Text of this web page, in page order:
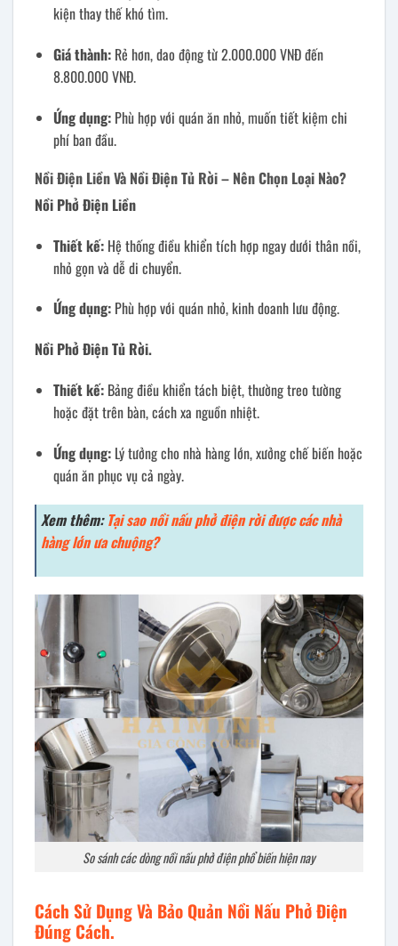
kiện thay thế khó tìm.
Giá thành:Rẻ hơn, dao động từ 2.000.000 VNĐ đến
8.800.000 VNĐ.
Ứng dụng:Phù hợp với quán ăn nhỏ, muốn tiết kiệm chi
phí ban đầu.
Nồi Điện Liền Và Nồi Điện Tủ Rời – Nên Chọn Loại Nào?
Nồi Phở Điện Liền
Thiết kế:Hệ thống điều khiển tích hợp ngay dưới thân nồi,
nhỏ gọn và dễ di chuyển.
Ứng dụng:Phù hợp với quán nhỏ, kinh doanh lưu động.
Nồi Phở Điện Tủ Rời.
Thiết kế:Bảng điều khiển tách biệt, thường treo tường
hoặc đặt trên bàn, cách xa nguồn nhiệt.
Ứng dụng:Lý tưởng cho nhà hàng lớn, xưởng chế biến hoặc
quán ăn phục vụ cả ngày.
Xem thêm:Tại sao nồi nấu phở điện rời được các nhà
hàng lớn ưa chuộng?
So sánh các dòng nồi nấu phở điện phổ biến hiện nay
Cách Sử Dụng Và Bảo Quản Nồi Nấu Phở Điện
Đúng Cách.